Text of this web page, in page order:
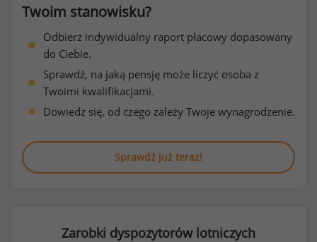
Twoim stanowisku?
Odbierz indywidualny raport płacowy dopasowany
do Ciebie.
Sprawdź, na jaką pensję może liczyć osoba z
Twoimi kwalifikacjami.
Dowiedz się, od czego zależy Twoje wynagrodzenie.
Sprawdź już teraz!
Zarobki dyspozytorów lotniczych